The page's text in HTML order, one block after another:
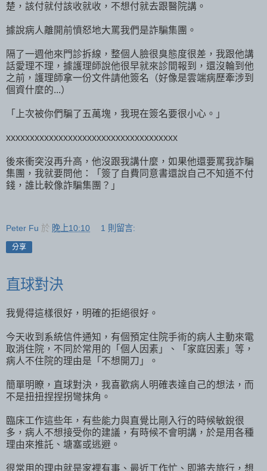
楚，該付就付該收就收，不想付就去跟醫院講。
據說病人離開前憤怒地大罵我們是詐騙集團。
隔了一週他來門診拆線，整個人臉很臭態度很差，我跟他講
話愛理不理，據護理師說他很早就來診間報到，還沒輪到他
之前，護理師拿一份文件請他簽名（好像是雲端病歷牽涉到
個資什麼的...）
「上次被你們騙了五萬塊，我現在簽名要很小心。」
xxxxxxxxxxxxxxxxxxxxxxxxxxxxxxxxxxxx
後來衝突沒再升高，他沒跟我講什麼，如果他還要罵我詐騙
集團，我就要問他：「簽了自費同意書還說自己不知道不付
錢，誰比較像詐騙集團？」
Peter Fu 於 晚上10:10 1 則留言:
分享
直球對決
我覺得這樣很好，明確的拒絕很好。
今天收到系統信件通知，有個預定住院手術的病人主動來電
取消住院，不同於常用的「個人因素」、「家庭因素」等，
病人不住院的理由是「不想開刀」。
簡單明瞭，直球對決，我喜歡病人明確表達自己的想法，而
不是扭扭捏捏拐彎抹角。
臨床工作這些年，有些能力與直覺比剛入行的時候敏銳很
多，病人不想接受你的建議，有時候不會明講，於是用各種
理由來推託、塘塞或逃避。
很常用的理由就是家裡有事、最近工作忙、即將去旅行，想